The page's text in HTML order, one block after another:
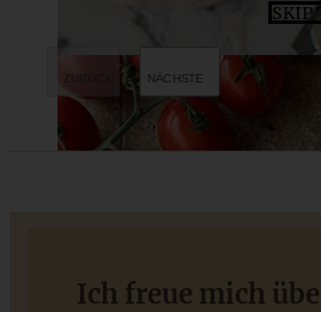
Chana Masala – 30 Minuten Thai
SKIP
Ich freue mich